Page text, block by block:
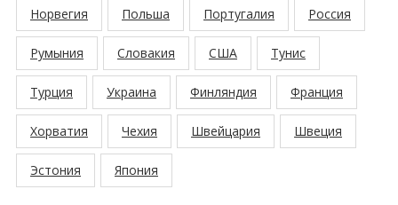
Норвегия Польша Португалия Россия
Румыния Словакия США Тунис
Турция Украина Финляндия Франция
Хорватия Чехия Швейцария Швеция
Эстония Япония